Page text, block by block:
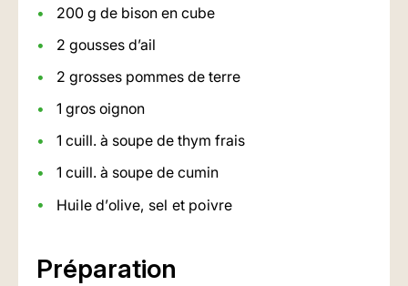
200 g de bison en cube
2 gousses d’ail
2 grosses pommes de terre
1 gros oignon
1 cuill. à soupe de thym frais
1 cuill. à soupe de cumin
Huile d’olive, sel et poivre
Préparation